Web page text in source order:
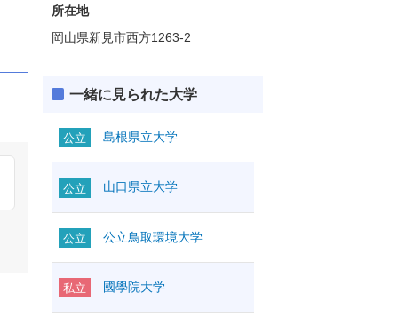
所在地
岡山県新見市西方1263-2
一緒に見られた大学
公立 島根県立大学
公立 山口県立大学
公立 公立鳥取環境大学
私立 國學院大学